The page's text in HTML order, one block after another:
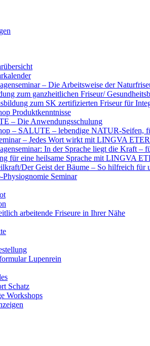
– Die Arbeitsweise der
zum ganzheitlichen Friseur/
zum SK zertifizierten Friseur für
Produktkenntnisse
– Die Anwendungsschulung
– SALUTE – lebendige NATUR-Seifen,
– Jedes Wort wirkt mit LINGVA
In der Sprache liegt die Kraft
für eine heilsame Sprache mit LINGVA
Der Geist der Bäume – So hilfreich für
Physiognomie Seminar
arbeitende Friseure in Ihrer Nähe
Lupenrein
Schatz
Workshops